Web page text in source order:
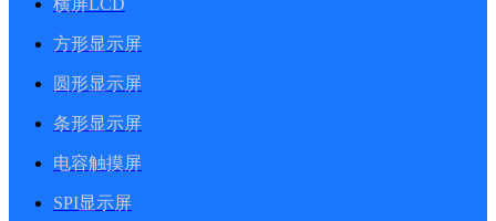
横屏LCD
方形显示屏
圆形显示屏
条形显示屏
电容触摸屏
SPI显示屏